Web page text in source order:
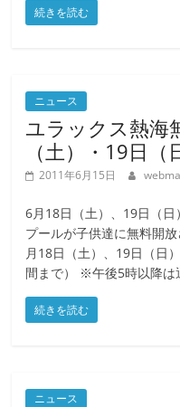
続きを読む
ニュース
ユラックス熱海
（土）・19日（
2011年6月15日
6月18日（土）、19日（
プールが子供達に無料開
月18日（土）、19日（日
間まで） ※午後5時以降は
続きを読む
ニュース